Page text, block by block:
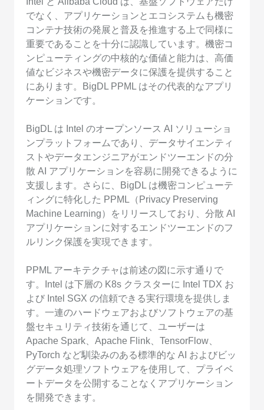
でなく、アプリケーションとエコシステムも機密
コンテナ技術の発展と普及を推進する上で同様に
重要であることを十分に認識しています。機密コ
ンピューティングの中核的な価値と能力は、高価
値なビジネスや機密データに保護を提供すること
にあります。BigDL PPML はその代表的なアプリ
ケーションです。
BigDL は Intel のオープンソース AI ソリューショ
ンプラットフォームであり、データサイエンティ
ストやデータエンジニアがエンドツーエンドの分
散 AI アプリケーションを容易に開発できるように
支援します。さらに、BigDL は機密コンピューテ
ィングに特化した PPML（Privacy Preserving
Machine Learning）をリリースしており、分散 AI
アプリケーションに対するエンドツーエンドのフ
ルリンク保護を実現できます。
PPML アーキテクチャは前述の図に示す通りで
す。Intel は下層の K8s クラスターに Intel TDX お
よび Intel SGX の信頼できる実行環境を提供しま
す。一連のハードウェアおよびソフトウェアの基
盤セキュリティ技術を通じて、ユーザーは
Apache Spark、Apache Flink、TensorFlow、
PyTorch など馴染みのある標準的な AI およびビッ
グデータ処理ソフトウェアを使用して、プライベ
ートデータを公開することなくアプリケーション
を開発できます。